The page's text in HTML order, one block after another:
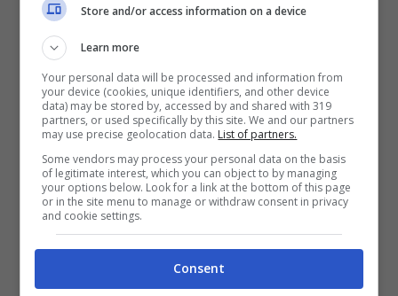
Montesilvano, Inaugurazione
Dell’opera ‘Meraviglia’ Alla
Store and/or access information on a device
Learn more
Your personal data will be processed and information from
your device (cookies, unique identifiers, and other device
data) may be stored by, accessed by and shared with 319
partners, or used specifically by this site. We and our partners
may use precise geolocation data. List of partners.
Some vendors may process your personal data on the basis
of legitimate interest, which you can object to by managing
your options below. Look for a link at the bottom of this page
or in the site menu to manage or withdraw consent in privacy
and cookie settings.
Consent